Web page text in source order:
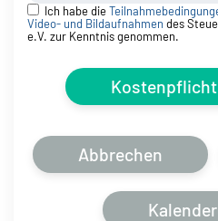
Ich habe die
Video- und Bildaufnahmen des
e.V. zur Kenntnis genommen.
Abbrechen